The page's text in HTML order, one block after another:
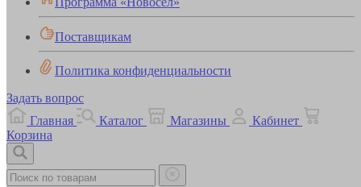
Поставщикам
Политика конфиденциальности
Задать вопрос
Главная
Каталог Магазины
Кабинет
Корзина